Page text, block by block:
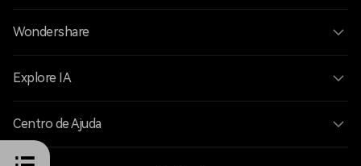
Wondershare
Explore IA
Centro de Ajuda